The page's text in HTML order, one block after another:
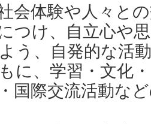
会体験や人々と
つけ、自立心や
う、自発的な活
に、学習・文化
国際交流活動な